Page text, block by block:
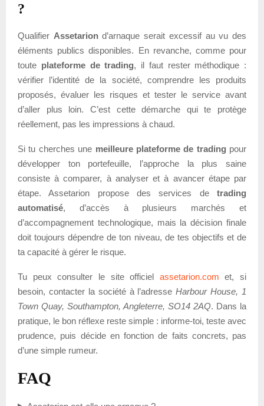
?
Qualifier Assetariond’arnaque serait excessif au vu des
éléments publics disponibles. En revanche, comme pour
toute plateforme de trading, il faut rester méthodique :
vérifier l’identité de la société, comprendre les produits
proposés, évaluer les risques et tester le service avant
d’aller plus loin. C’est cette démarche qui te protège
réellement, pas les impressions à chaud.
Si tu cherches une meilleure plateforme de trading pour
développer ton portefeuille, l’approche la plus saine
consiste à comparer, à analyser et à avancer étape par
étape. Assetarion propose des services de trading
automatisé, d’accès à plusieurs marchés et
d’accompagnement technologique, mais la décision finale
doit toujours dépendre de ton niveau, de tes objectifs et de
ta capacité à gérer le risque.
Tu peux consulter le site officiel assetarion.com et, si
besoin, contacter la société à l’adresseHarbour House, 1
Town Quay, Southampton, Angleterre, SO14 2AQ. Dans la
pratique, le bon réflexe reste simple : informe-toi, teste avec
prudence, puis décide en fonction de faits concrets, pas
d’une simple rumeur.
FAQ